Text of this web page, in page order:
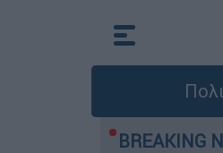
BREAKING
του πατέρα του